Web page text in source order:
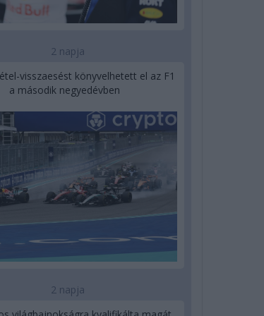
2 napja
visszaesést könyvelhetett el az F1
a második negyedévben
2 napja